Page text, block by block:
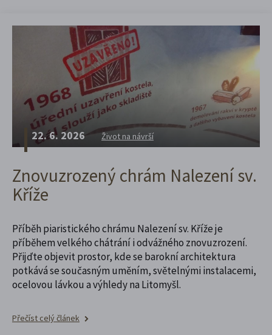
22. 6. 2026 Život na návrší
Znovuzrozený chrám Nalezení sv.
Kříže
Příběh piaristického chrámu Nalezení sv. Kříže je
příběhem velkého chátrání i odvážného znovuzrození.
Přijďte objevit prostor, kde se barokní architektura
potkává se současným uměním, světelnými instalacemi,
ocelovou lávkou a výhledy na Litomyšl.
Přečíst celý článek